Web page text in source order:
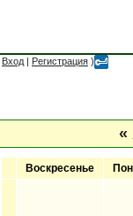
Вход | Регистрация )
«
Воскресенье